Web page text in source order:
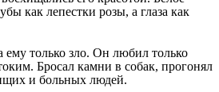
как лепестки розы, а глаза как
ему только зло. Он любил только
Бросал камни в собак, прогонял
и больных людей.